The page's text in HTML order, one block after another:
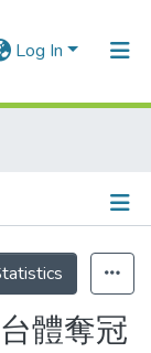
Log In
體奪冠